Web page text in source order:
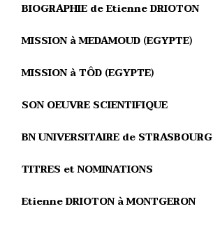
BIOGRAPHIE de Etienne DRIOTON
MISSION à MEDAMOUD (EGYPTE)
MISSION à TÔD (EGYPTE)
SON OEUVRE SCIENTIFIQUE
BN UNIVERSITAIRE de STRASBOURG
TITRES et NOMINATIONS
Etienne DRIOTON à MONTGERON